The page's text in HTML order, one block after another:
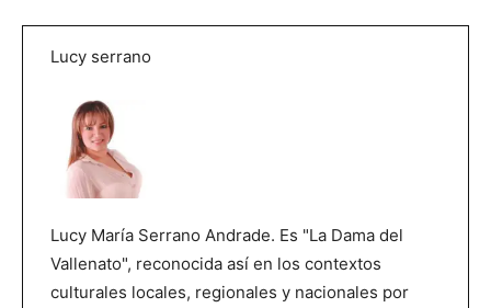
Lucy serrano
Lucy María Serrano Andrade. Es "La Dama del
Vallenato", reconocida así en los contextos
culturales locales, regionales y nacionales por